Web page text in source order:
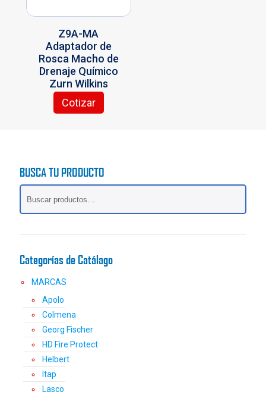
Z9A-MA
Adaptador de
Rosca Macho de
Drenaje Químico
Zurn Wilkins
Cotizar
BUSCA TU PRODUCTO
Categorías de Catálago
MARCAS
Apolo
Colmena
Georg Fischer
HD Fire Protect
Helbert
Itap
Lasco